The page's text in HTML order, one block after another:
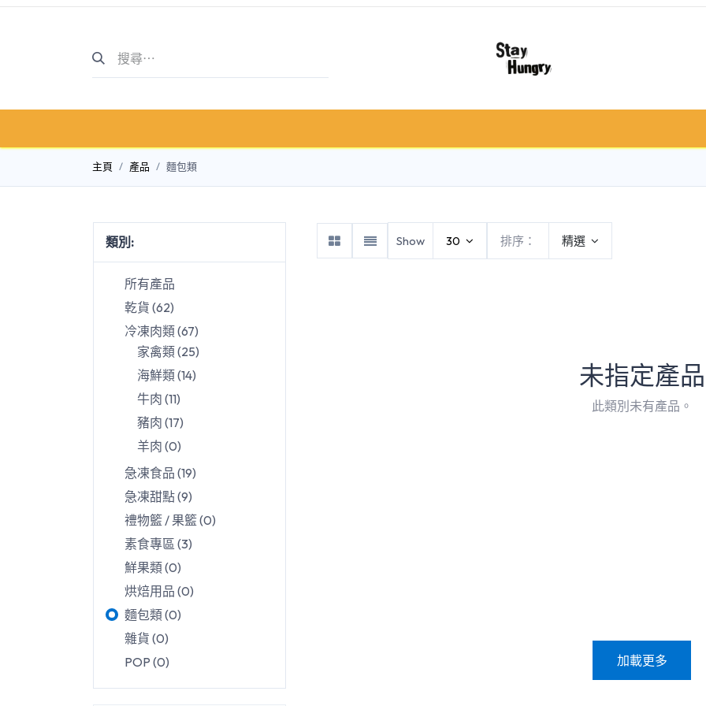
主頁 產品 麵包類
類別:
所有產品
乾貨 (62)
冷凍肉類(67)
家禽類(25)
海鮮類(14)
牛肉 (11)
豬肉 (17)
羊肉 (0)
急凍食品 (19)
急凍甜點(9)
禮物籃 / 果籃(0)
素食專區 (3)
鮮果類(0)
烘焙用品 (0)
麵包類(0)
雜貨 (0)
POP (0)
排序： 精選
Show 30
未指定產品
此類別未有產品。
加載更多